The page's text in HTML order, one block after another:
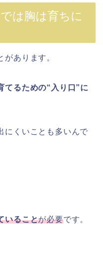
は胸は育ちに
あります。
てるための“入り口”に
にくいことも多いんで
いることが必要です。